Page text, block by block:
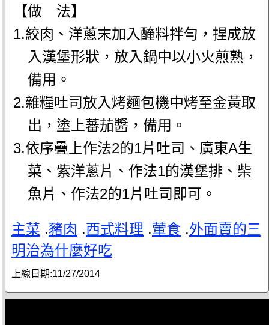
【做 法】
1.絞肉、洋蔥末加入醃料拌勻，捏成放
入漢堡形狀，放入鍋中以小火煎熟，
備用。
2.雜糧吐司放入烤麵包機中烤至金黃取
出，塗上蕃茄醬，備用。
3.依序疊上作法2的1片吐司、廣東A生
菜、紫洋蔥片、作法1的漢堡排、柴
魚片、作法2的1片吐司即可。
主菜 .豬肉 .西式料理 .葷食 .外面賣的三
明治為什麼好吃
上線日期:11/27/2014